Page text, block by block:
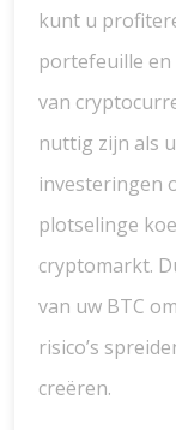
kunt u
portefeuille
van
nuttig zijn als
investeringen
plotselinge
cryptomarkt.
van uw BTC
risico’s
creëren.